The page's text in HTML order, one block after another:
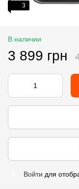
3
В наличии
3 899 грн
Войти для